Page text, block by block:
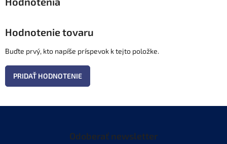
Hodnotenie tovaru
Buďte prvý, kto napíše príspevok k tejto položke.
PRIDAŤ HODNOTENIE
Odoberať newsletter